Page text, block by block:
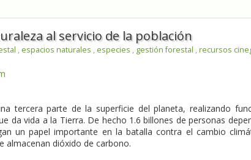
al servicio de la población
, espacios naturales , especies , gestión forestal , recursos
tercera parte de la superficie del planeta, realizando
da vida a la Tierra. De hecho 1.6 billones de personas
un papel importante en la batalla contra el cambio
almacenan dióxido de carbono.